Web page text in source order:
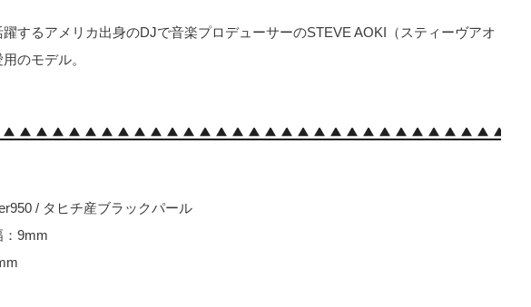
するアメリカ出身のDJで音楽プロデューサーのSTEVE AOKI（スティーヴアオ
のモデル。
/ タヒチ産ブラックパール
：9mm